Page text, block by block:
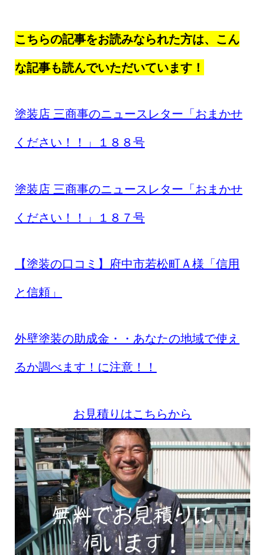
こちらの記事をお読みなられた方は、こん
な記事も読んでいただいています！
塗装店 三商事のニュースレター「おまかせ
ください！！」１８８号
塗装店 三商事のニュースレター「おまかせ
ください！！」１８７号
【塗装の口コミ】府中市若松町Ａ様「信用
と信頼」
外壁塗装の助成金・・あなたの地域で使え
るか調べます！に注意！！
お見積りはこちらから